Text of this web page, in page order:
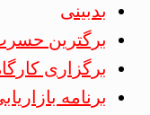
بدبینی
برگترین
برگزاری
برنامه